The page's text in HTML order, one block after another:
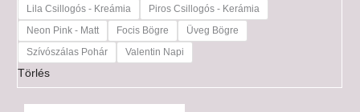
Lila Csillogós - Kreámia
Piros Csillogós - Kerámia
Neon Pink - Matt
Focis Bögre
Üveg Bögre
Szívószálas Pohár
Valentin Napi
Törlés